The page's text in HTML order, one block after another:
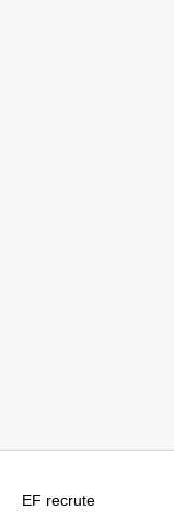
EF recrute